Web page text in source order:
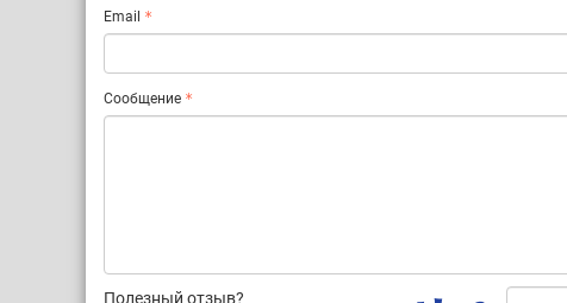
Email
Сообщение
Полезный отзыв?